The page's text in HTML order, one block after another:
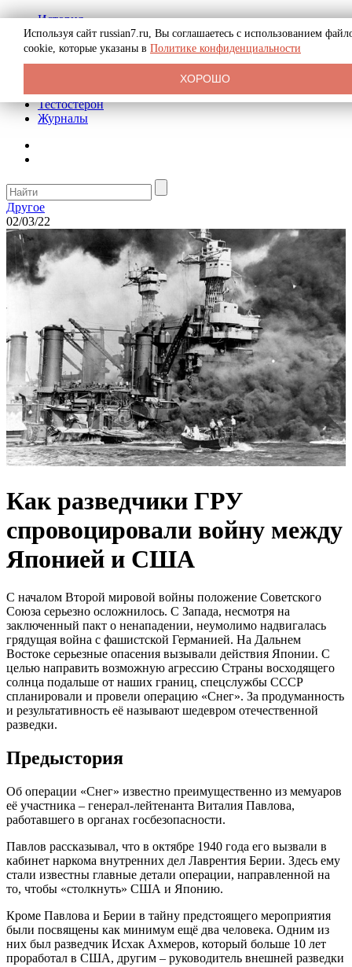
История
Биография
Криминал
Реклама на сайте
Тестостерон
Журналы
Другое
02/03/22
Как разведчики ГРУ
спровоцировали войну между
Японией и США
С началом Второй мировой войны положение Советского
Союза серьезно осложнилось. С Запада, несмотря на
заключенный пакт о ненападении, неумолимо надвигалась
грядущая война с фашистской Германией. На Дальнем
Востоке серьезные опасения вызывали действия Японии. С
целью направить возможную агрессию Страны восходящего
солнца подальше от наших границ, спецслужбы СССР
спланировали и провели операцию «Снег». За продуманность
и результативность её называют шедевром отечественной
разведки.
Предыстория
Об операции «Снег» известно преимущественно из мемуаров
её участника – генерал-лейтенанта Виталия Павлова,
работавшего в органах госбезопасности.
Павлов рассказывал, что в октябре 1940 года его вызвали в
кабинет наркома внутренних дел Лаврентия Берии. Здесь ему
стали известны главные детали операции, направленной на
то, чтобы «столкнуть» США и Японию.
Кроме Павлова и Берии в тайну предстоящего мероприятия
были посвящены как минимум ещё два человека. Одним из
них был разведчик Исхак Ахмеров, который больше 10 лет
проработал в США, другим – руководитель внешней разведки
Используя сайт russian7.ru, Вы соглашаетесь с использованием
cookie, которые указаны в Политике конфиденциальности
ХОРОШО